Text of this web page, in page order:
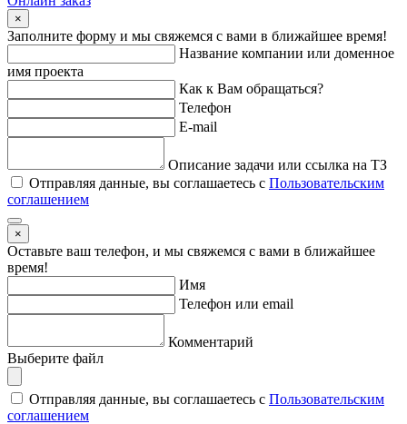
×
Заполните форму и мы свяжемся с вами в ближайшее время!
Название компании или доменное
имя проекта
Как к Вам обращаться?
Телефон
E-mail
Описание задачи или ссылка на ТЗ
Отправляя данные, вы соглашаетесь с Пользовательским
соглашением
×
Оставьте ваш телефон, и мы свяжемся с вами в ближайшее
время!
Имя
Телефон или email
Комментарий
Выберите файл
Отправляя данные, вы соглашаетесь с Пользовательским
соглашением